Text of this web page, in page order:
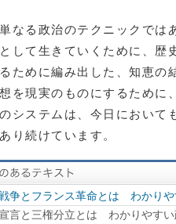
なる政治のテクニックでは
して生きていくために、歴
ために編み出した、知恵の
を現実のものにするために
システムは、今日において
り続けています。
争とフランス革命とは わかり
宣言と三権分立とは わかりやす